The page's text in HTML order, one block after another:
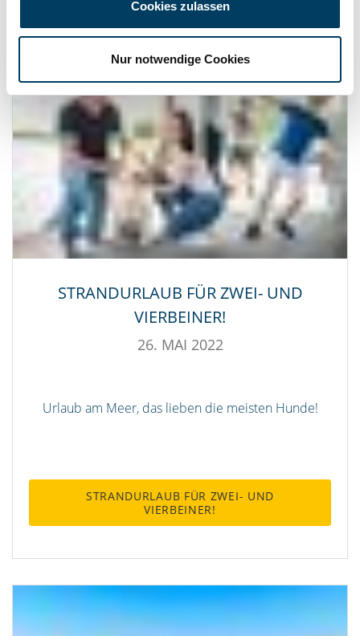
Cookies zulassen
Nur notwendige Cookies
STRANDURLAUB FÜR ZWEI- UND
VIERBEINER!
26. MAI 2022
Urlaub am Meer, das lieben die meisten Hunde!
STRANDURLAUB FÜR ZWEI- UND
VIERBEINER!